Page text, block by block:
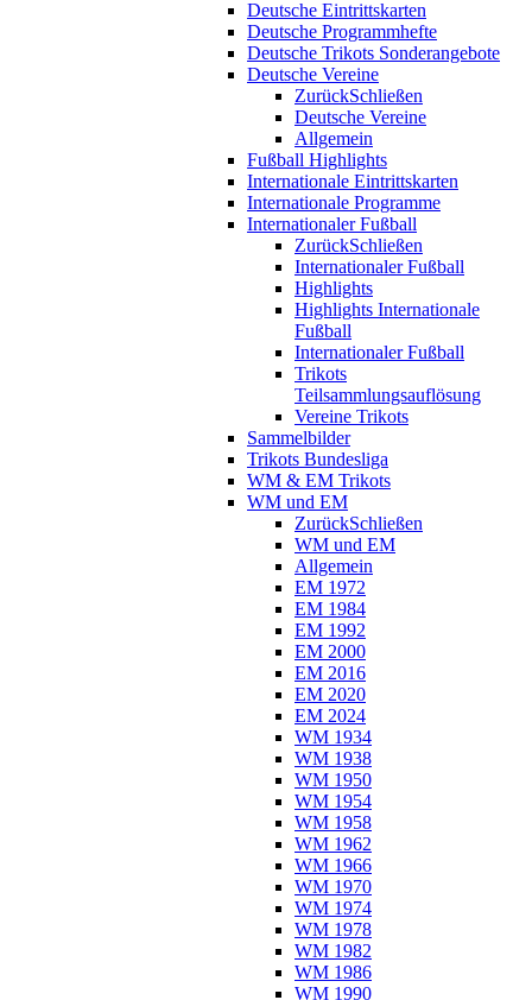
Deutsche Eintrittskarten
Deutsche Programmhefte
Deutsche Trikots Sonderangebote
Deutsche Vereine
ZurückSchließen
Deutsche Vereine
Allgemein
Fußball Highlights
Internationale Eintrittskarten
Internationale Programme
Internationaler Fußball
ZurückSchließen
Internationaler Fußball
Highlights
Highlights Internationale
Fußball
Internationaler Fußball
Trikots
Teilsammlungsauflösung
Vereine Trikots
Sammelbilder
Trikots Bundesliga
WM & EM Trikots
WM und EM
ZurückSchließen
WM und EM
Allgemein
EM 1972
EM 1984
EM 1992
EM 2000
EM 2016
EM 2020
EM 2024
WM 1934
WM 1938
WM 1950
WM 1954
WM 1958
WM 1962
WM 1966
WM 1970
WM 1974
WM 1978
WM 1982
WM 1986
WM 1990